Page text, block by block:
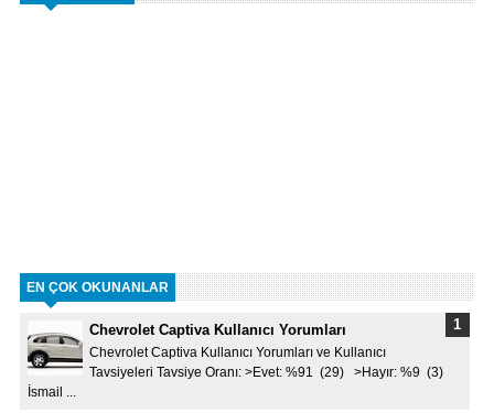
EN ÇOK OKUNANLAR
Chevrolet Captiva Kullanıcı Yorumları
Chevrolet Captiva Kullanıcı Yorumları ve Kullanıcı
Tavsiyeleri Tavsiye Oranı: >Evet: %91 (29) >Hayır: %9 (3)
İsmail ...